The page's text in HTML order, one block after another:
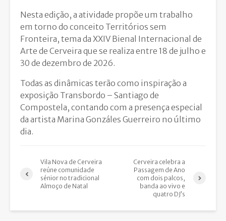
Nesta edição, a atividade propõe um trabalho
em torno do conceito Territórios sem
Fronteira, tema da XXIV Bienal Internacional de
Arte de Cerveira que se realiza entre 18 de julho e
30 de dezembro de 2026.
Todas as dinâmicas terão como inspiração a
exposição Transbordo – Santiago de
Compostela, contando com a presença especial
da artista Marina Gonzáles Guerreiro no último
dia.
Vila Nova de Cerveira
reúne comunidade
sénior no tradicional
Almoço de Natal
Cerveira celebra a
Passagem de Ano
com dois palcos,
banda ao vivo e
quatro DJ’s